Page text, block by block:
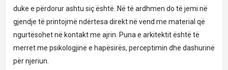
duke e përdorur ashtu siç është. Në të ardhmen do të jemi në
gjendje të printojmë ndërtesa direkt në vend me material që
ngurtësohet në kontakt me ajrin. Puna e arkitektit është të
merret me psikologjinë e hapësirës, ​​perceptimin dhe dashurinë
për njeriun.